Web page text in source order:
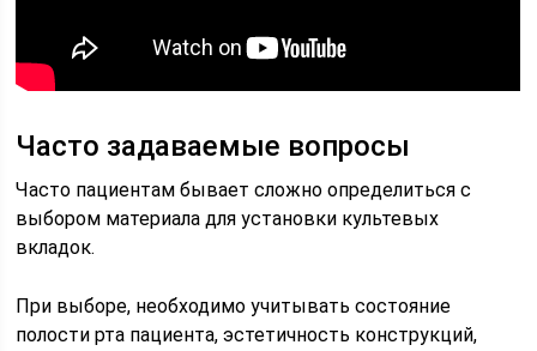
Часто задаваемые вопросы
Часто пациентам бывает сложно определиться с
выбором материала для установки культевых
вкладок.
При выборе, необходимо учитывать состояние
полости рта пациента, эстетичность конструкций,